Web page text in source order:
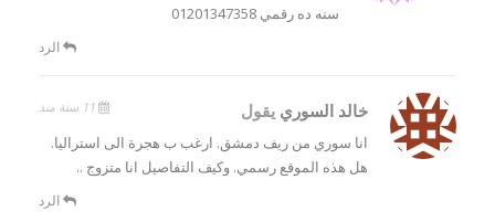
سنه ده رقمي 01201347358
الرد
خالد السوري يقول
انا سوري من ريف دمشق. ارغب ب هجرة الى استراليا.
هل هذه الموقع رسمي. وكيف التفاصيل انا متزوج ..
الرد